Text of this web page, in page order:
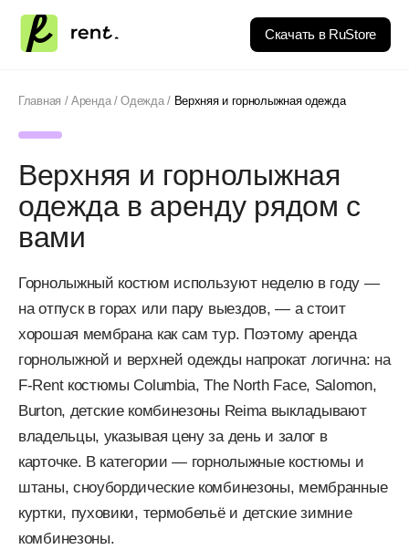
Скачать в RuStore
Главная /Аренда/Одежда/ Верхняя и горнолыжная одежда
Верхняя и горнолыжная
одежда в аренду рядом с
вами
Горнолыжный костюм используют неделю в году —
на отпуск в горах или пару выездов, — а стоит
хорошая мембрана как сам тур. Поэтому аренда
горнолыжной и верхней одежды напрокат логична: на
F-Rent костюмы Columbia, The North Face, Salomon,
Burton, детские комбинезоны Reima выкладывают
владельцы, указывая цену за день и залог в
карточке. В категории — горнолыжные костюмы и
штаны, сноубордические комбинезоны, мембранные
куртки, пуховики, термобельё и детские зимние
комбинезоны.